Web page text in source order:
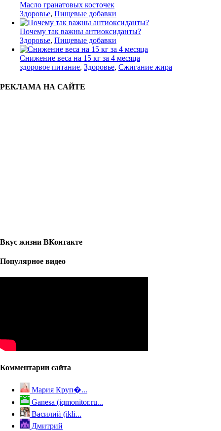
Масло гранатовых косточек
Здоровье, Пищевые добавки
Почему так важны антиоксиданты?
Здоровье, Пищевые добавки
Снижение веса на 15 кг за 4 месяца
здоровое питание, Здоровье, Сжигание жира
РЕКЛАМА НА САЙТЕ
Вкус жизни ВКонтакте
Популярное видео
Комментарии сайта
Мария Круп�...
Ganesa (iqmonitor.ru...
Василий (ikli...
Дмитрий